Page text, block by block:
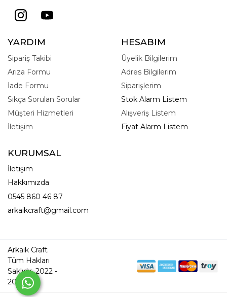
YARDIM
Sipariş Takibi
Arıza Formu
İade Formu
Sıkça Sorulan Sorular
Müşteri Hizmetleri
İletişim
HESABIM
Üyelik Bilgilerim
Adres Bilgilerim
Siparişlerim
Stok Alarm Listem
Alışveriş Listem
Fiyat Alarm Listem
KURUMSAL
İletişim
Hakkımızda
0545 860 46 87
arkaikcraft@gmail.com
Arkaik Craft
Tüm Hakları
Saklıdır. 2022 -
2026